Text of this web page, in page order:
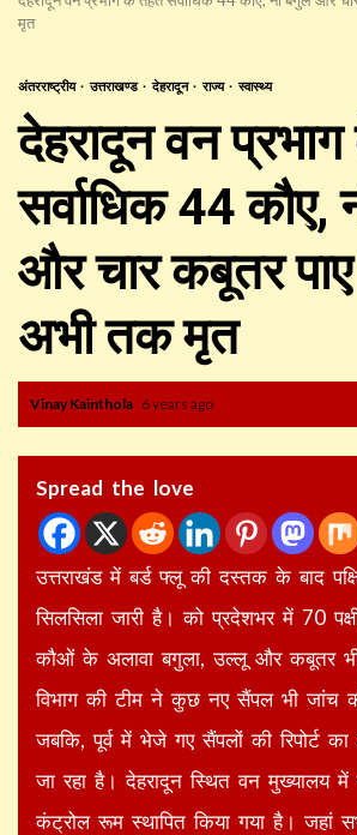
मृत
अंतरराष्ट्रीय उत्तराखण्ड देहरादून राज्य स्वास्थ्य
देहरादून वन
सर्वाधिक 44 कौए,
और चार कबूतर
अभी तक मृत
Vinay Kainthola 6 years ago
Spread the love
उत्तराखंड में बर्ड फ्लू की दस्तक के बाद
सिलसिला जारी है। को प्रदेशभर में 70
कौओं के अलावा बगुला, उल्लू और कबूतर
विभाग की टीम ने कुछ नए सैंपल भी जांच
जबकि, पूर्व में भेजे गए सैंपलों की रिपोर्ट
जा रहा है। देहरादून स्थित वन मुख्यालय
कंट्रोल रूम स्थापित किया गया है। जहां